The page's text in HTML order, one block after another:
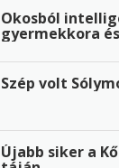
Okosból
gyermekkora
Szép volt
Újabb siker a